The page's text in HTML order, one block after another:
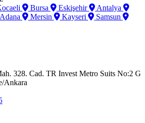
Bursa Eskişehir
Antalya
Adana Mersin Kayseri
Samsun
328. Cad. TR Invest Metro Suits No:2 G
Ankara